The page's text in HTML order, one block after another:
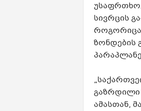
სივრცის
ზონდების
გაზრდილი
ამასთან,